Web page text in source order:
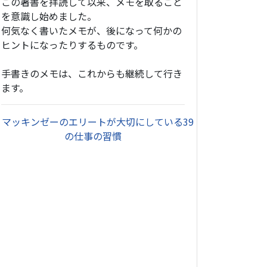
を意識し始めました。
何気なく書いたメモが、後になって何かの
ヒントになったりするものです。
手書きのメモは、これからも継続して行き
ます。
マッキンゼーのエリートが大切にしている39
の仕事の習慣